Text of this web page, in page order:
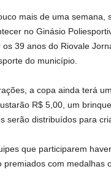
mais de uma semana,
no Ginásio
os 39 anos do Riovale
do município.
a copa ainda terá
R$ 5,00, um
serão distribuídos para
que participarem
premiados com medalhas